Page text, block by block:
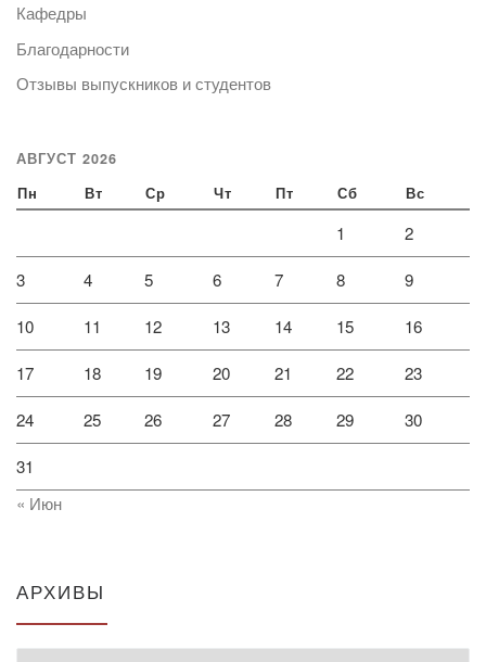
Кафедры
Благодарности
Отзывы выпускников и студентов
АВГУСТ 2026
Пн Вт Ср Чт Пт Сб Вс
1 2
3 4 5 6 7 8 9
10 11 12 13 14 15 16
17 18 19 20 21 22 23
24 25 26 27 28 29 30
31
« Июн
АРХИВЫ